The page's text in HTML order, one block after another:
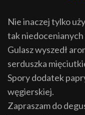
Nie inaczej tylko
tak niedocenianych
Gulasz wyszedł
serduszka
Spory dodatek
węgierskiej.
Zapraszam do